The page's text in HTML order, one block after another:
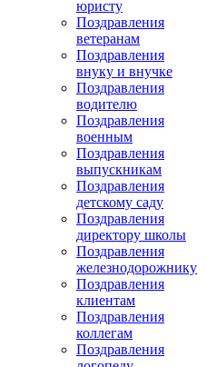
юристу
Поздравления
ветеранам
Поздравления
внуку и внучке
Поздравления
водителю
Поздравления
военным
Поздравления
выпускникам
Поздравления
детскому саду
Поздравления
директору школы
Поздравления
железнодорожнику
Поздравления
клиентам
Поздравления
коллегам
Поздравления